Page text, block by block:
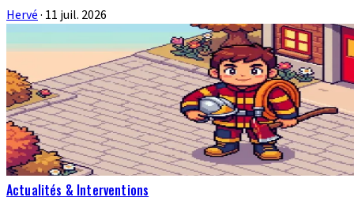
Hervé· 11 juil. 2026
Actualités & Interventions